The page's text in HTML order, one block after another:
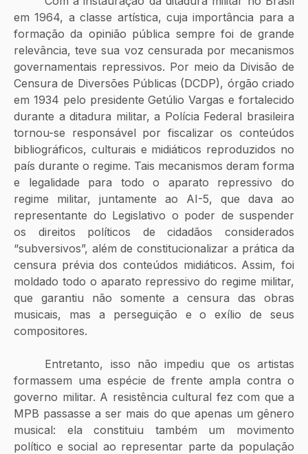
em 1964, a classe artística, cuja importância para a
formação da opinião pública sempre foi de grande
relevância, teve sua voz censurada por mecanismos
governamentais repressivos. Por meio da Divisão de
Censura de Diversões Públicas (DCDP), órgão criado
em 1934 pelo presidente Getúlio Vargas e fortalecido
durante a ditadura militar, a Polícia Federal brasileira
tornou-se responsável por fiscalizar os conteúdos
bibliográficos, culturais e midiáticos reproduzidos no
país durante o regime. Tais mecanismos deram forma
e legalidade para todo o aparato repressivo do
regime militar, juntamente ao AI-5, que dava ao
representante do Legislativo o poder de suspender
os direitos políticos de cidadãos considerados
“subversivos”, além de constitucionalizar a prática da
censura prévia dos conteúdos midiáticos. Assim, foi
moldado todo o aparato repressivo do regime militar,
que garantiu não somente a censura das obras
musicais, mas a perseguição e o exílio de seus
compositores.
formassem uma espécie de frente ampla contra o
governo militar. A resistência cultural fez com que a
MPB passasse a ser mais do que apenas um gênero
musical: ela constituiu também um movimento
político e social ao representar parte da população